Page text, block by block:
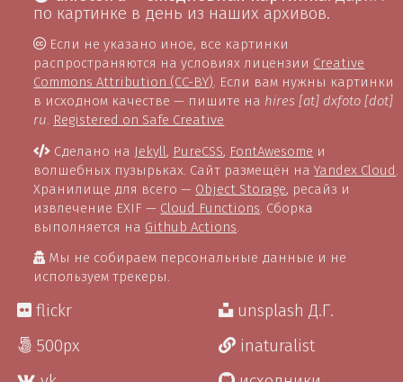
по картинке в день из наших архивов.
Если не указано иное, все картинки
распространяются на условиях лицензии Creative
Commons Attribution (CC-BY). Если вам нужны картинки
в исходном качестве — пишите на hires [at] dxfoto [dot]
ru. Registered on Safe Creative
Сделано на Jekyll, PureCSS, FontAwesome и
волшебных пузырьках. Сайт размещён наYandex Cloud
Хранилище для всего — Object Storage, ресайз и
извлечение EXIF — Cloud Functions . Сборка
выполняется на Github Actions
Мы не собираем персональные данные и не
используем трекеры.
flickr
500px
unsplash Д.Г.
inaturalist